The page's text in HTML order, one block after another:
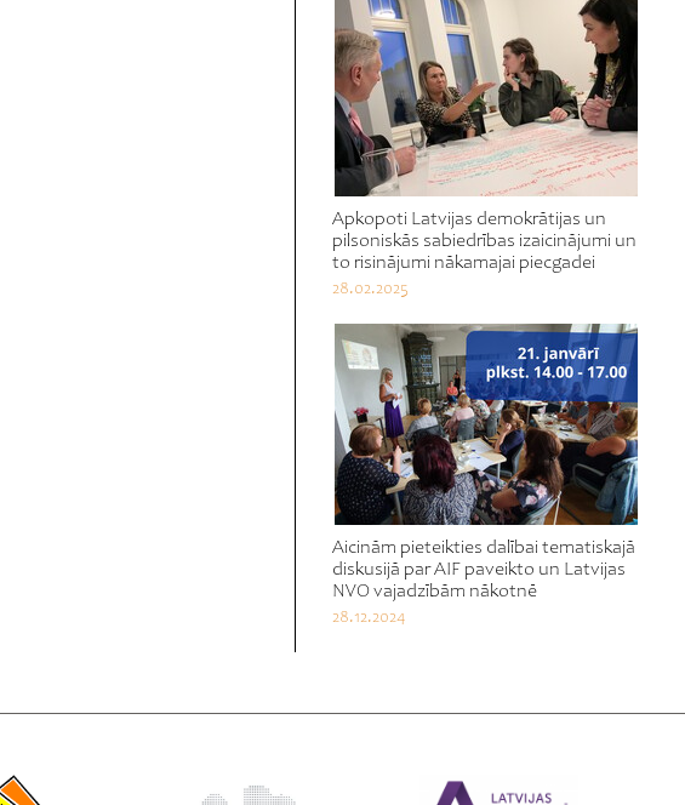
Apkopoti Latvijas demokrātijas un
pilsoniskās sabiedrības izaicinājumi un
to risinājumi nākamajai piecgadei
28.02.2025
Aicinām pieteikties dalībai tematiskajā
diskusijā par AIF paveikto un Latvijas
NVO vajadzībām nākotnē
28.12.2024